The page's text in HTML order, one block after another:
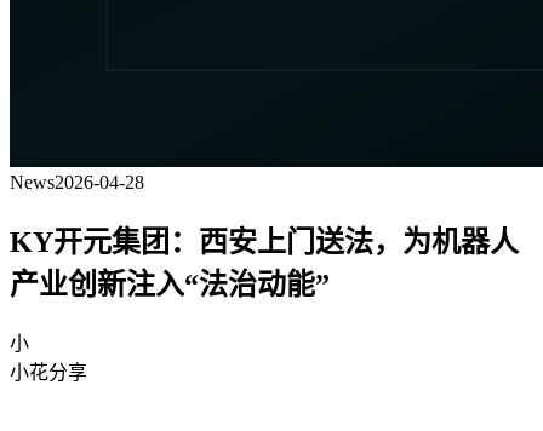
News2026-04-28
KY开元集团：西安上门送法，为机器人
产业创新注入“法治动能”
小
小花分享